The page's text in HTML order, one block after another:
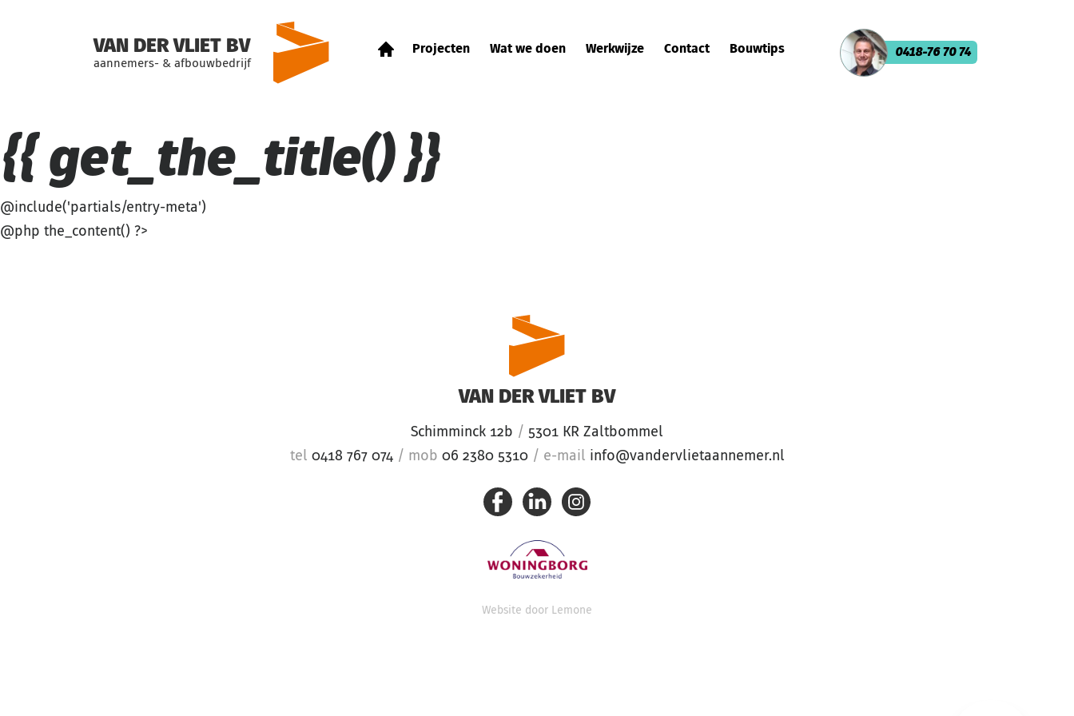
VAN DER VLIET BV
aannemers- & afbouwbedrijf
Projecten Wat we doen Werkwijze Contact Bouwtips 0418-76 70 74
{{ get_the_title() }}
@include('partials/entry-meta')
@php the_content() ?>
VAN DER VLIET BV
Schimminck 12b / 5301 KR Zaltbommel
tel 0418 767 074 / mob 06 2380 5310 / e-mail info@vandervlietaannemer.nl
Website door Lemone